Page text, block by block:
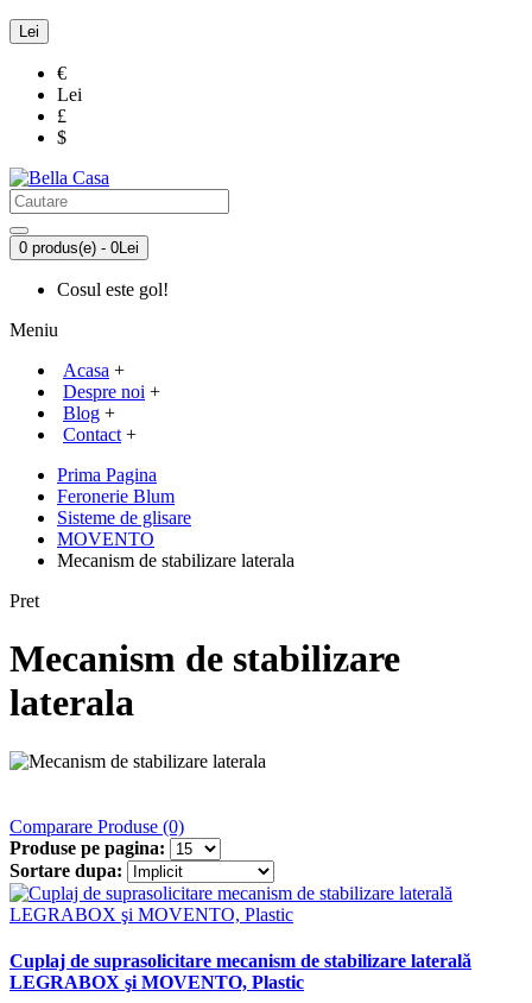
Lei
€
Lei
£
$
0 produs(e) - 0Lei
Cosul este gol!
Meniu
Acasa +
Despre noi +
Blog +
Contact +
Prima Pagina
Feronerie Blum
Sisteme de glisare
MOVENTO
Mecanism de stabilizare laterala
Pret
Mecanism de stabilizare
laterala
Comparare Produse (0)
Produse pe pagina:
Sortare dupa:
Cuplaj de suprasolicitare mecanism de stabilizare laterală
LEGRABOX şi MOVENTO, Plastic